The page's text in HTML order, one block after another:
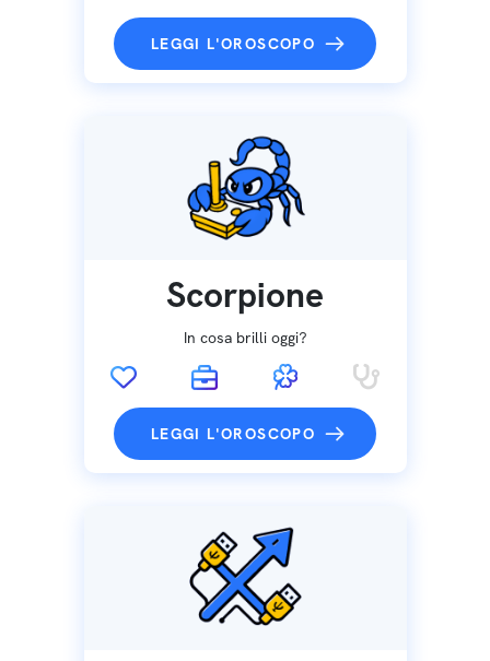
LEGGI L'OROSCOPO
Scorpione
In cosa brilli oggi?
LEGGI L'OROSCOPO